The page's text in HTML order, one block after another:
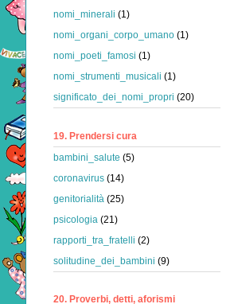
nomi_minerali (1)
nomi_organi_corpo_umano (1)
nomi_poeti_famosi (1)
nomi_strumenti_musicali (1)
significato_dei_nomi_propri (20)
19. Prendersi cura
bambini_salute (5)
coronavirus (14)
genitorialità (25)
psicologia (21)
rapporti_tra_fratelli (2)
solitudine_dei_bambini (9)
20. Proverbi, detti, aforismi